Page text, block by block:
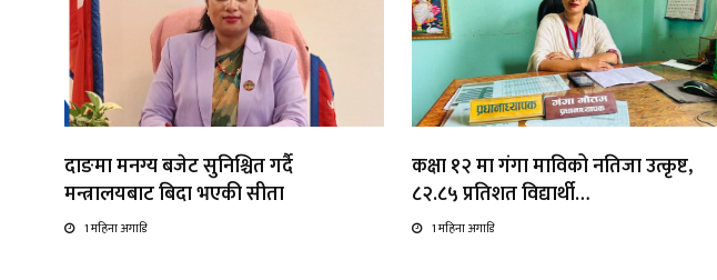
दाङमा मनग्य बजेट सुनिश्चित गर्दै
मन्त्रालयबाट बिदा भएकी सीता
1 महिना अगाडि
कक्षा १२ मा गंगा माविको नतिजा उत्कृष्ट,
८२.८५ प्रतिशत विद्यार्थी…
1 महिना अगाडि